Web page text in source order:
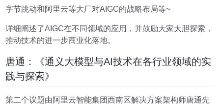
字节跳动和阿里云等大厂对AIGC的战略布局等~
详细阐述了AIGC在不同领域的应用，并鼓励大家大胆探索，
推动技术的进一步商业化落地。
唐通：《通义大模型与AI技术在各行业领域的实
践与探索》
第二个议题由阿里云智能集团西南区解决方案架构师唐通先